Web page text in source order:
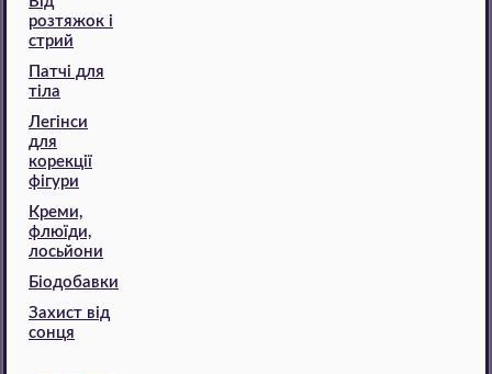
розтяжок і
стрий
Патчі для
тіла
Легінси
для
корекції
фігури
Креми,
флюїди,
лосьйони
Біодобавки
Захист від
сонця